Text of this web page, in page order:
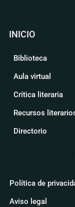
INICIO
Biblioteca
Aula virtual
Crítica literaria
Recursos
Directorio
Política de
Aviso legal